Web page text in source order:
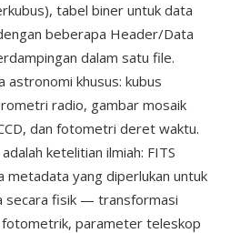
tabel biner untuk data
beberapa Header/Data
dalam satu file.
astronomi khusus: kubus
radio, gambar mosaik
dan fotometri deret waktu.
ketelitian ilmiah: FITS
metadata yang diperlukan untuk
secara fisik — transformasi
fotometrik, parameter teleskop